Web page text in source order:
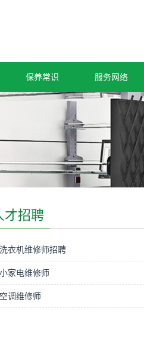
保养常识 服务网络
才招聘
洗衣机维修师招聘
小家电维修师
空调维修师